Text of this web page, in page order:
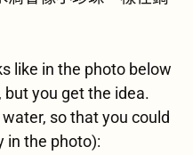
like in the photo below
you get the idea.
so that you could
in the photo):